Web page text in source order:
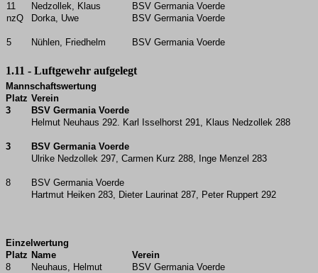
11
Nedzollek, Klaus
BSV Germania Voerde
nzQ
Dorka, Uwe BSV Germania Voerde
5 Nühlen, Friedhelm BSV Germania Voerde
1.11 - Luftgewehr aufgelegt
Mannschaftswertung
Platz Verein
3
BSV Germania Voerde
Helmut Neuhaus 292. Karl Isselhorst 291, Klaus Nedzollek 288
3
BSV Germania Voerde
Ulrike Nedzollek 297, Carmen Kurz 288, Inge Menzel 283
8
BSV Germania Voerde
Hartmut Heiken 283, Dieter Laurinat 287, Peter Ruppert 292
Einzelwertung
Platz Name
Verein
8
Neuhaus, Helmut
BSV Germania Voerde